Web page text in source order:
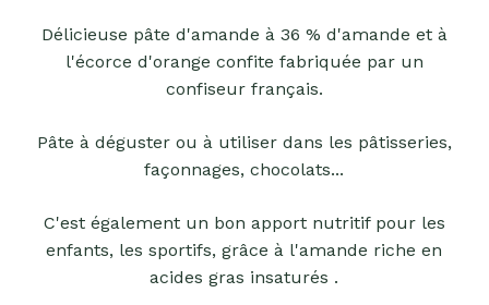
Délicieuse pâte d'amande à 36 % d'amande et à
l'écorce d'orange confite fabriquée par un
confiseur français.
Pâte à déguster ou à utiliser dans les pâtisseries,
façonnages, chocolats...
C'est également un bon apport nutritif pour les
enfants, les sportifs, grâce à l'amande riche en
acides gras insaturés .